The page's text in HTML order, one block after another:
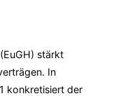
stärkt
In
konkretisiert der